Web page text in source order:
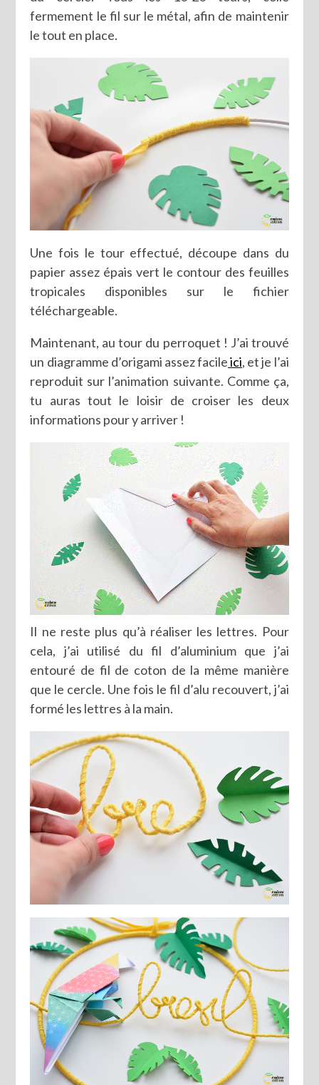
fermement le fil sur le métal, afin de maintenir
le tout en place.
Une fois le tour effectué, découpe dans du
papier assez épais vert le contour des feuilles
tropicales disponibles sur le fichier
téléchargeable.
Maintenant, au tour du perroquet ! J’ai trouvé
un diagramme d’origami assez facileici, et je l’ai
reproduit sur l’animation suivante. Comme ça,
tu auras tout le loisir de croiser les deux
informations pour y arriver !
Il ne reste plus qu’à réaliser les lettres. Pour
cela, j’ai utilisé du fil d’aluminium que j’ai
entouré de fil de coton de la même manière
que le cercle. Une fois le fil d’alu recouvert, j’ai
formé les lettres à la main.